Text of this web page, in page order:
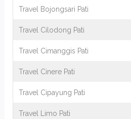
Travel Bojongsari Pati
Travel Cilodong Pati
Travel Cimanggis Pati
Travel Cinere Pati
Travel Cipayung Pati
Travel Limo Pati